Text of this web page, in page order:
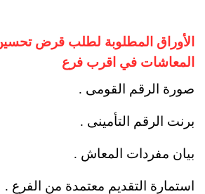
الأوراق المطلوبة لطلب قرض
المعاشات في اقرب فرع
صورة الرقم القومى .
برنت الرقم التأمينى .
بيان مفردات المعاش .
استمارة التقديم معتمدة من الفرع .